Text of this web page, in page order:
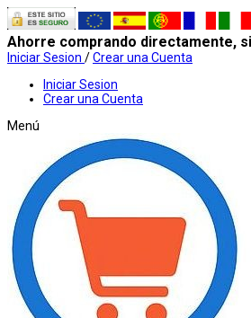
Ahorre comprando directamente,
Iniciar Sesion /Crear una Cuenta
Iniciar Sesion
Crear una Cuenta
Menú